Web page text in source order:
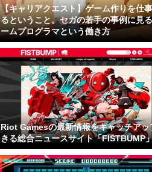
【キャリアクエスト】ゲーム作りを仕
るということ。セガの若手の事例に見
ームプログラマという働き方
Riot Gamesの最新情報をキャッチアッ
きる総合ニュースサイト「FISTBUMP」